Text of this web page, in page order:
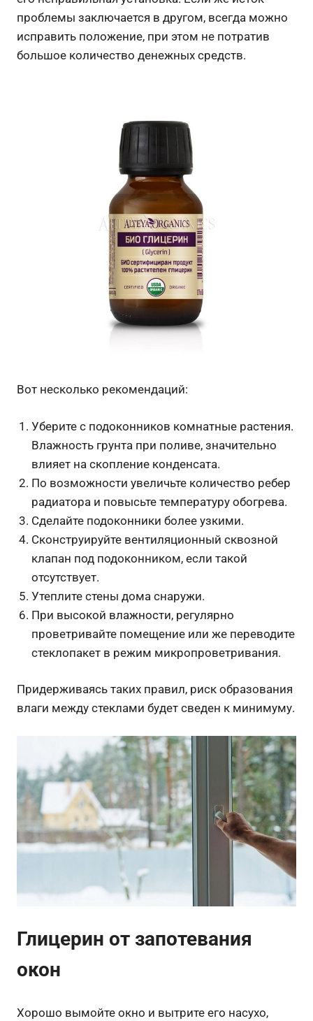
проблемы заключается в другом, всегда можно
исправить положение, при этом не потратив
большое количество денежных средств.
Вот несколько рекомендаций:
Уберите с подоконников комнатные растения.
Влажность грунта при поливе, значительно
влияет на скопление конденсата.
По возможности увеличьте количество ребер
радиатора и повысьте температуру обогрева.
Сделайте подоконники более узкими.
Сконструируйте вентиляционный сквозной
клапан под подоконником, если такой
отсутствует.
Утеплите стены дома снаружи.
При высокой влажности, регулярно
проветривайте помещение или же переводите
стеклопакет в режим микропроветривания.
Придерживаясь таких правил, риск образования
влаги между стеклами будет сведен к минимуму.
Глицерин от запотевания
окон
Хорошо вымойте окно и вытрите его насухо,